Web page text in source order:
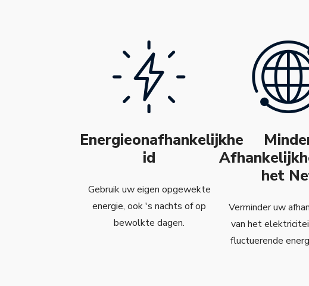
Energieonafhankelijkhe
id
Gebruik uw eigen opgewekte
energie, ook 's nachts of op
bewolkte dagen.
het
Verminder uw
van het
fluctuerende